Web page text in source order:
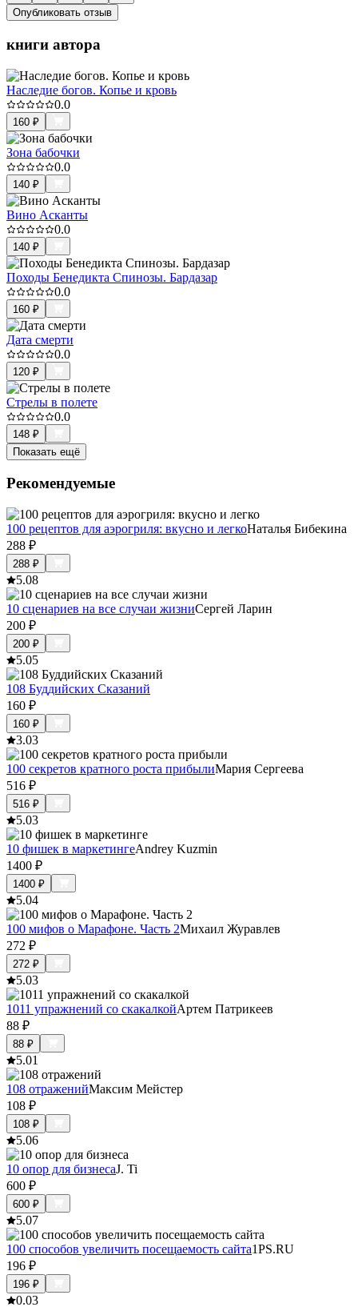
Опубликовать отзыв
книги автора
Наследие богов. Копье и кровь
0.0
160 ₽
Зона бабочки
0.0
140 ₽
Вино Асканты
0.0
140 ₽
Походы Бенедикта Спинозы. Бардазар
0.0
160 ₽
Дата смерти
0.0
120 ₽
Стрелы в полете
0.0
148 ₽
Показать ещё
Рекомендуемые
100 рецептов для аэрогриля: вкусно и легкоНаталья Бибекина
288 ₽
288 ₽
5.08
10 сценариев на все случаи жизниСергей Ларин
200 ₽
200 ₽
5.05
108 Буддийских Сказаний
160 ₽
160 ₽
3.03
100 секретов кратного роста прибылиМария Сергеева
516 ₽
516 ₽
5.03
10 фишек в маркетингеAndrey Kuzmin
1400 ₽
1400 ₽
5.04
100 мифов о Марафоне. Часть 2Михаил Журавлев
272 ₽
272 ₽
5.03
1011 упражнений со скакалкойАртем Патрикеев
88 ₽
88 ₽
5.01
108 отраженийМаксим Мейстер
108 ₽
108 ₽
5.06
10 опор для бизнесаJ. Ti
600 ₽
600 ₽
5.07
100 способов увеличить посещаемость сайта1PS.RU
196 ₽
196 ₽
0.03